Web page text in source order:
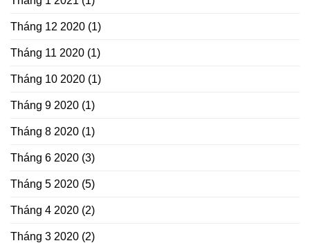
Tháng 12 2020 (1)
Tháng 11 2020 (1)
Tháng 10 2020 (1)
Tháng 9 2020 (1)
Tháng 8 2020 (1)
Tháng 6 2020 (3)
Tháng 5 2020 (5)
Tháng 4 2020 (2)
Tháng 3 2020 (2)